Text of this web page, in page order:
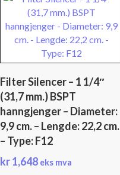
Filter Silencer – 1 1/4″
(31,7 mm.) BSPT
hanngjenger – Diameter:
9,9 cm. – Lengde: 22,2 cm.
– Type: F12
kr1,648 eks mva